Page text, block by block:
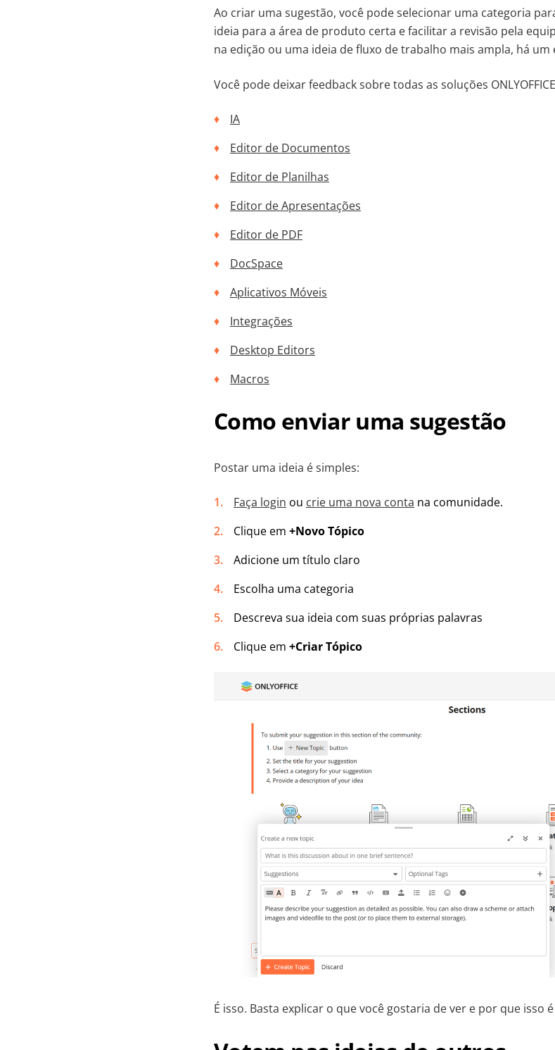
Ao criar uma sugestão, você pode selecionar uma categoria
ideia para a área de produto certa e facilitar a revisão pela
na edição ou uma ideia de fluxo de trabalho mais ampla, há um
Você pode deixar feedback sobre todas as soluções
IA
Editor de Documentos
Editor de Planilhas
Editor de Apresentações
Editor de PDF
DocSpace
Aplicativos Móveis
Integrações
Desktop Editors
Macros
Como enviar uma sugestão
Postar uma ideia é simples:
Faça login ou crie uma nova conta na comunidade.
Clique em +Novo Tópico
Adicione um título claro
Escolha uma categoria
Descreva sua ideia com suas próprias palavras
Clique em +Criar Tópico
É isso. Basta explicar o que você gostaria de ver e por que isso